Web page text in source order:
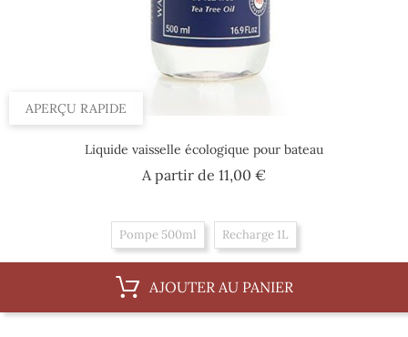
APERÇU RAPIDE
Liquide vaisselle écologique pour bateau
A partir de 11,00 €Prix
Pompe 500ml Recharge 1L
AJOUTER AU PANIER